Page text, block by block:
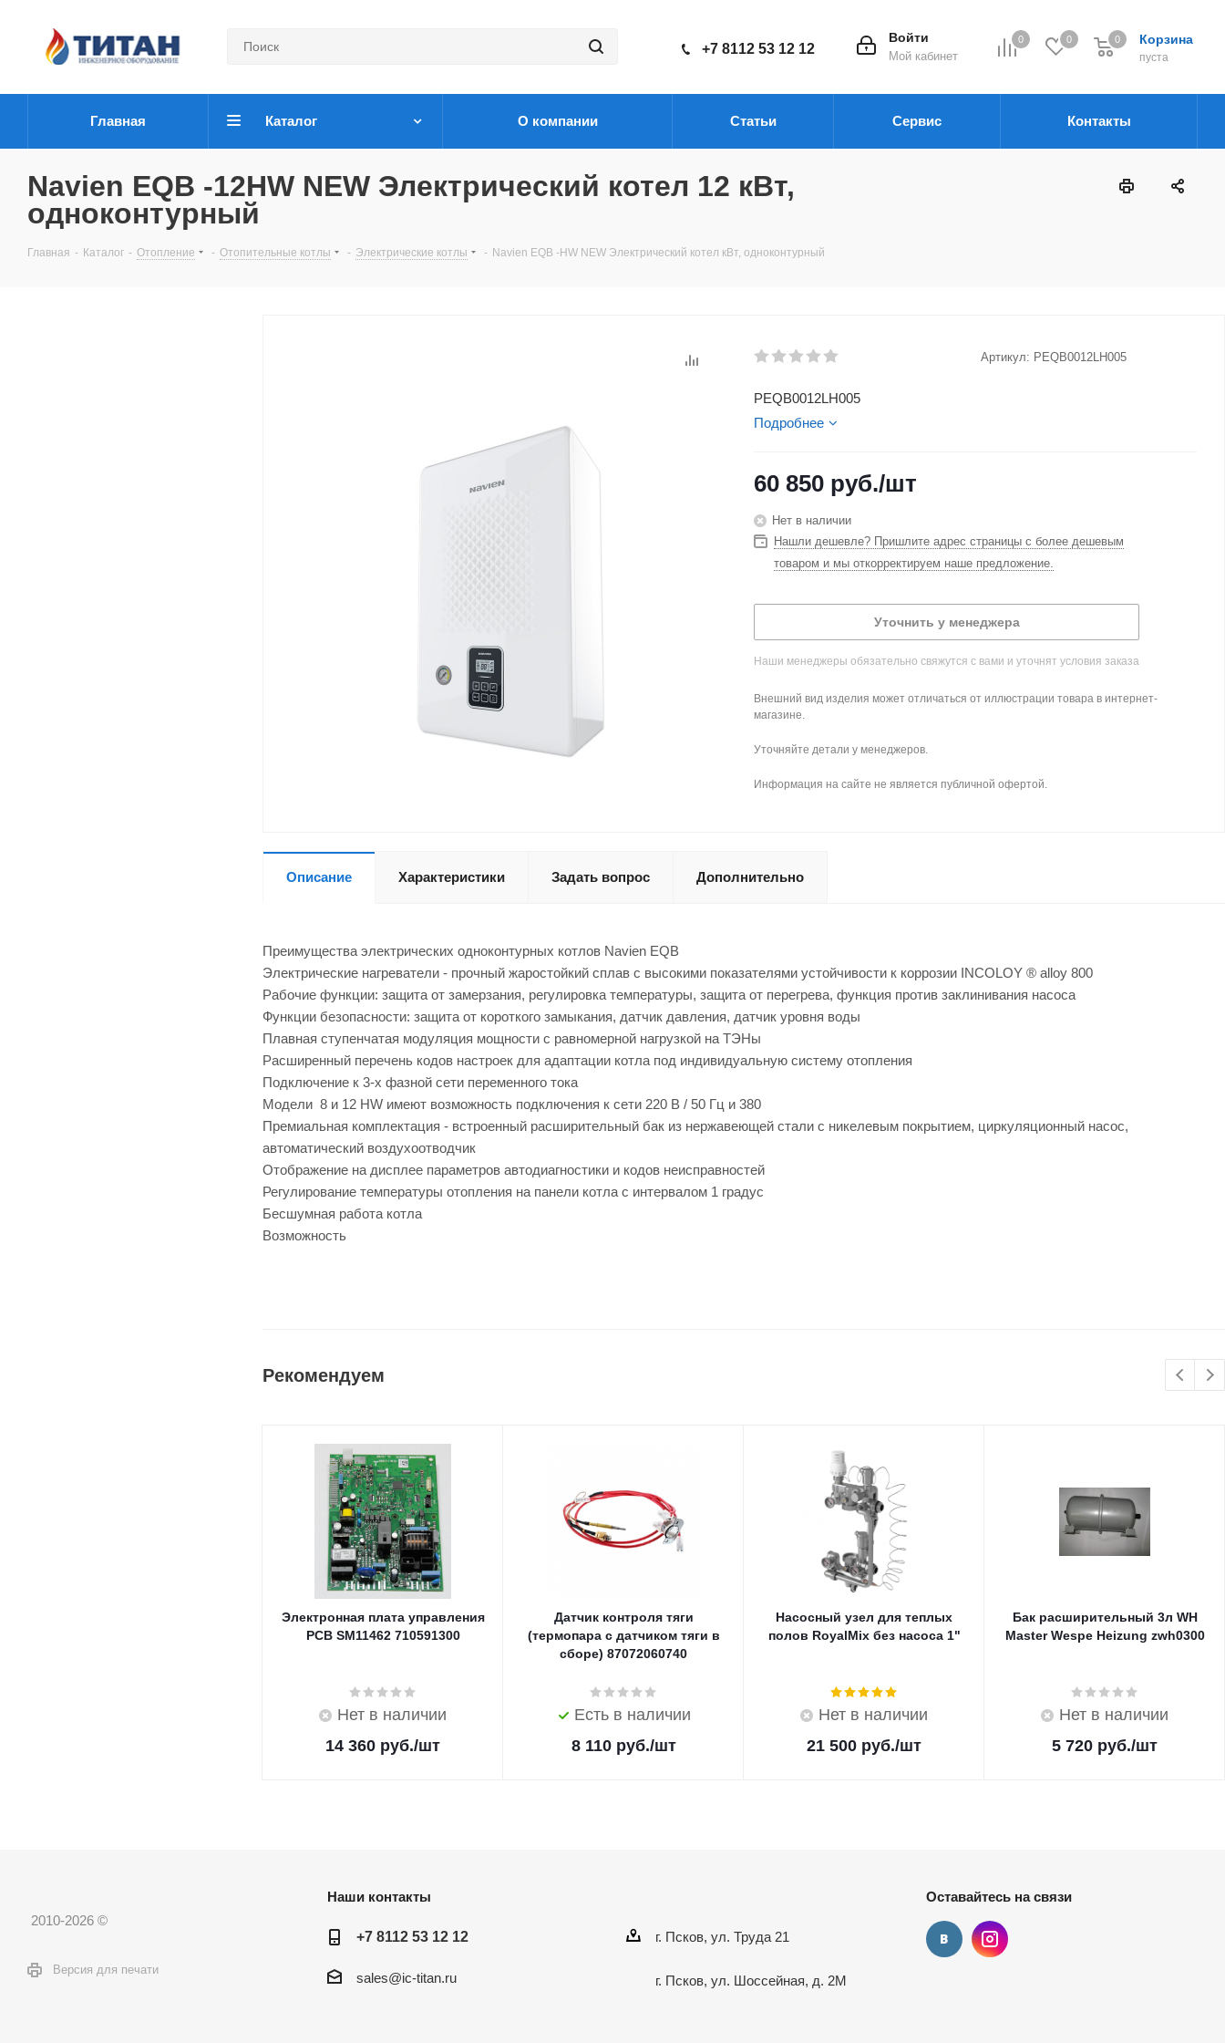
0 0 Корзина
пуста
0
Войти
Мой кабинет
+7 8112 53 12 12
Главная Каталог О компании Статьи Сервис Контакты
Navien EQB -12HW NEW Электрический котел 12 кВт,
одноконтурный
Главная - Каталог - Отопление - Отопительные котлы - Электрические котлы - Navien EQB -HW NEW Электрический котел кВт, одноконтурный
Артикул: PEQB0012LH005
PEQB0012LH005
Подробнее
60 850 руб./шт
Нет в наличии
Нашли дешевле? Пришлите адрес страницы с более дешевым
товаром и мы откорректируем наше предложение.
Уточнить у менеджера
Наши менеджеры обязательно свяжутся с вами и уточнят условия заказа
Внешний вид изделия может отличаться от иллюстрации товара в интернет-
магазине.
Уточняйте детали у менеджеров.
Информация на сайте не является публичной офертой.
Описание Характеристики Задать вопрос Дополнительно
Преимущества электрических одноконтурных котлов Navien EQB
Электрические нагреватели - прочный жаростойкий сплав с высокими показателями устойчивости к коррозии INCOLOY ® alloy 800
Рабочие функции: защита от замерзания, регулировка температуры, защита от перегрева, функция против заклинивания насоса
Функции безопасности: защита от короткого замыкания, датчик давления, датчик уровня воды
Плавная ступенчатая модуляция мощности с равномерной нагрузкой на ТЭНы
Расширенный перечень кодов настроек для адаптации котла под индивидуальную систему отопления
Подключение к 3-х фазной сети переменного тока
Модели 8 и 12 HW имеют возможность подключения к сети 220 В / 50 Гц и 380
Премиальная комплектация - встроенный расширительный бак из нержавеющей стали с никелевым покрытием, циркуляционный насос,
автоматический воздухоотводчик
Отображение на дисплее параметров автодиагностики и кодов неисправностей
Регулирование температуры отопления на панели котла с интервалом 1 градус
Бесшумная работа котла
Возможность
Рекомендуем
Электронная плата управления
PCB SM11462 710591300
Нет в наличии
14 360 руб./шт
Датчик контроля тяги
(термопара с датчиком тяги в
сборе) 87072060740
Есть в наличии
8 110руб./шт
Насосный узел для теплых
полов RoyalMix без насоса 1"
Нет в наличии
21 500 руб./шт
Бак расширительный 3л WH
Master Wespe Heizung zwh0300
Нет в наличии
5 720 руб./шт
2010-2026 ©
Версия для печати
Наши контакты
+7 8112 53 12 12
sales@ic-titan.ru
г. Псков, ул. Труда 21
г. Псков, ул. Шоссейная, д. 2М
Оставайтесь на связи